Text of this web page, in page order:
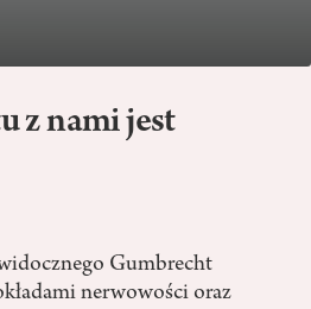
z nami jest
Gumbrecht
nerwowości oraz